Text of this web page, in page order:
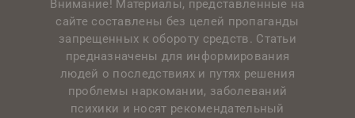
Внимание! Материалы, представленные на
сайте составлены без целей пропаганды
запрещенных к обороту средств. Статьи
предназначены для информирования
людей о последствиях и путях решения
проблемы наркомании, заболеваний
психики и носят рекомендательный